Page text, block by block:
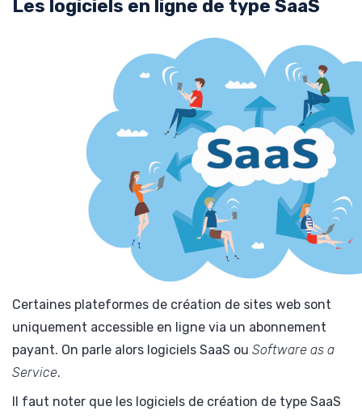
Les logiciels en ligne de type SaaS
Certaines plateformes de création de sites web sont
uniquement accessible en ligne via un abonnement
payant. On parle alors logiciels SaaS ou Software as a
Service.
Il faut noter que les logiciels de création de type SaaS